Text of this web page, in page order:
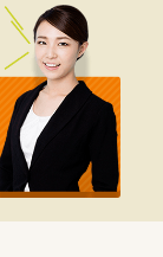
勧めの企業で